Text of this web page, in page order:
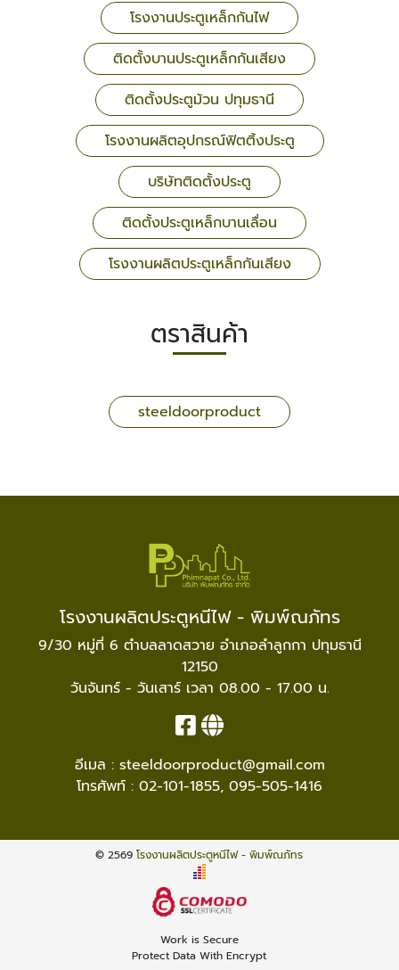
โรงงานประตูเหล็กกันไฟ
ติดตั้งบานประตูเหล็กกันเสียง
ติดตั้งประตูม้วน ปทุมธานี
โรงงานผลิตอุปกรณ์ฟิตติ้งประตู
บริษัทติดตั้งประตู
ติดตั้งประตูเหล็กบานเลื่อน
โรงงานผลิตประตูเหล็กกันเสียง
ตราสินค้า
steeldoorproduct
โรงงานผลิตประตูหนีไฟ - พิมพ์ณภัทร
9/30 หมู่ที่ 6 ตำบลลาดสวาย อำเภอลำลูกกา ปทุมธานี
12150
วันจันทร์ - วันเสาร์ เวลา 08.00 - 17.00 น.
อีเมล : steeldoorproduct@gmail.com
โทรศัพท์ : 02-101-1855, 095-505-1416
© 2569โรงงานผลิตประตูหนีไฟ - พิมพ์ณภัทร
Work is Secure
Protect Data With Encrypt